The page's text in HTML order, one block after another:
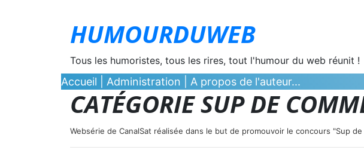
HUMOURDUWEB
Tous les humoristes, tous les rires, tout l'humour du web réunit !
Accueil Administration A propos de l'auteur...
CATÉGORIE SUP DE
Websérie de CanalSat réalisée dans le but de promouvoir le concours "Sup